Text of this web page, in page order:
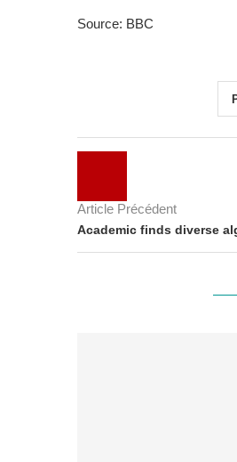
Source: BBC
Article Précédent
Academic finds diverse